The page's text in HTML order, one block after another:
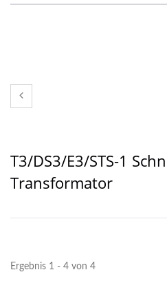
T3/DS3/E3/STS-1
Transformator
Ergebnis 1 - 4 von 4